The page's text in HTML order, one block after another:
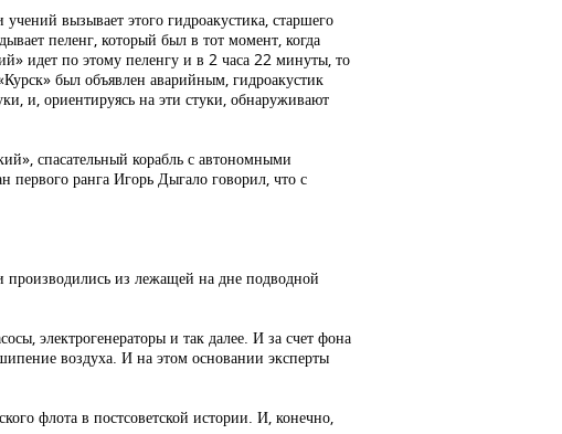
вызывает этого гидроакустика, старшего
пеленг, который был в тот момент, когда
идет по этому пеленгу и в 2 часа 22 минуты, то
был объявлен аварийным, гидроакустик
и, ориентируясь на эти стуки, обнаруживают
спасательный корабль с автономными
первого ранга Игорь Дыгало говорил, что с
производились из лежащей на дне подводной
электрогенераторы и так далее. И за счет фона
воздуха. И на этом основании эксперты
флота в постсоветской истории. И, конечно,